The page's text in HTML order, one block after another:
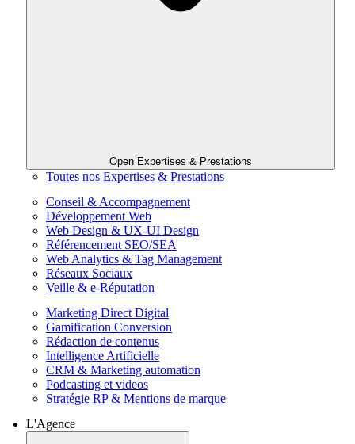
Open Expertises & Prestations
Toutes nos Expertises & Prestations
Conseil & Accompagnement
Développement Web
Web Design & UX-UI Design
Référencement SEO/SEA
Web Analytics & Tag Management
Réseaux Sociaux
Veille & e-Réputation
Marketing Direct Digital
Gamification Conversion
Rédaction de contenus
Intelligence Artificielle
CRM & Marketing automation
Podcasting et videos
Stratégie RP & Mentions de marque
L'Agence